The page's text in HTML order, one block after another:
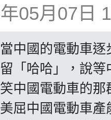
05月07日
中國的電動車
「哈哈」，說
中國電動車的
屈中國電動車